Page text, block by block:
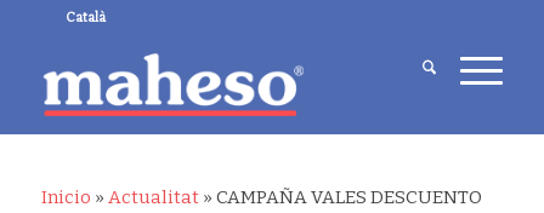
Català
Inicio » Actualitat» CAMPAÑA VALES DESCUENTO